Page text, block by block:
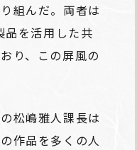
組んだ。両者は
を活用した共
り、この屏風の
松嶋雅人課長は
作品を多くの人